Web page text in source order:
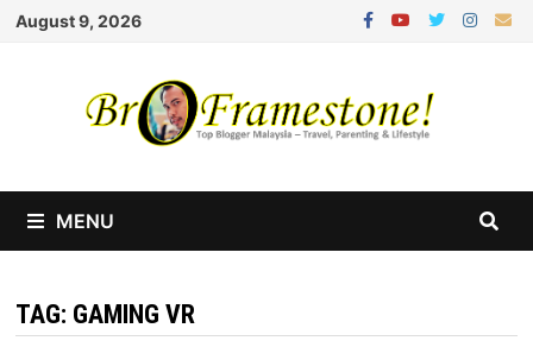
Skip
August 9, 2026
MENU
TAG: GAMING VR